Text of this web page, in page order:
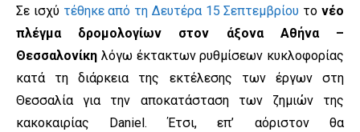
Σε ισχύ τέθηκε από τη Δευτέρα 15 Σεπτεμβρίου τονέο
πλέγμα δρομολογίων στον άξονα Αθήνα –
Θεσσαλονίκη λόγω έκτακτων ρυθμίσεων κυκλοφορίας
κατά τη διάρκεια της εκτέλεσης των έργων στη
Θεσσαλία για την αποκατάσταση των ζημιών της
κακοκαιρίας Daniel. Έτσι, επ’ αόριστον θα